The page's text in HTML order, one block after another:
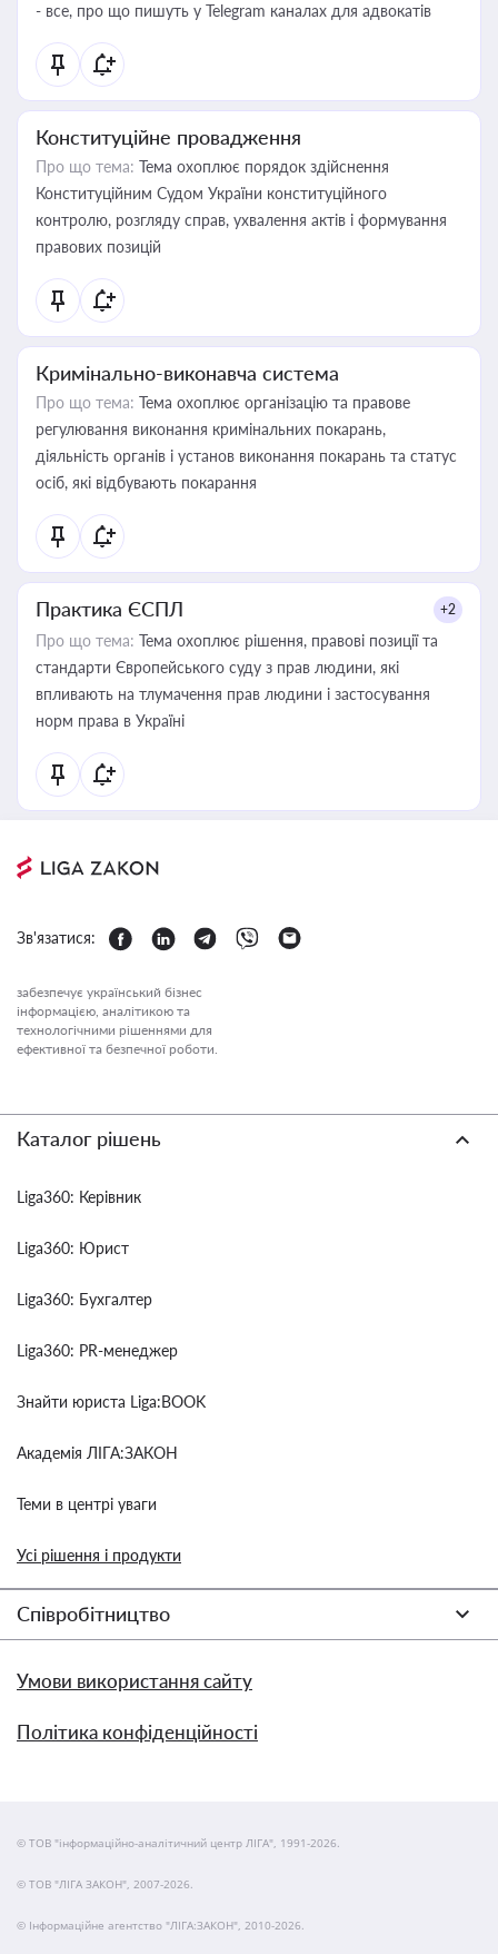
- все, про що пишуть у Telegram каналах для адвокатів
Конституційне провадження
Про що тема: Тема охоплює порядок здійснення
Конституційним Судом України конституційного
контролю, розгляду справ, ухвалення актів і формування
правових позицій
Кримінально-виконавча система
Про що тема: Тема охоплює організацію та правове
регулювання виконання кримінальних покарань,
діяльність органів і установ виконання покарань та статус
осіб, які відбувають покарання
Практика ЄСПЛ +2
Про що тема: Тема охоплює рішення, правові позиції та
стандарти Європейського суду з прав людини, які
впливають на тлумачення прав людини і застосування
норм права в Україні
Зв'язатися:
забезпечує український бізнес
інформацією, аналітикою та
технологічними рішеннями для
ефективної та безпечної роботи.
Каталог рішень
Liga360: Керівник
Liga360: Юрист
Liga360: Бухгалтер
Liga360: PR-менеджер
Знайти юриста Liga:BOOK
Академія ЛІГА:ЗАКОН
Теми в центрі уваги
Усі рішення і продукти
Співробітництво
Умови використання сайту
Політика конфіденційності
© ТОВ "інформаційно-аналітичний центр ЛІГА", 1991-2026.
© ТОВ "ЛІГА ЗАКОН", 2007-2026.
© Інформаційне агентство "ЛІГА:ЗАКОН", 2010-2026.